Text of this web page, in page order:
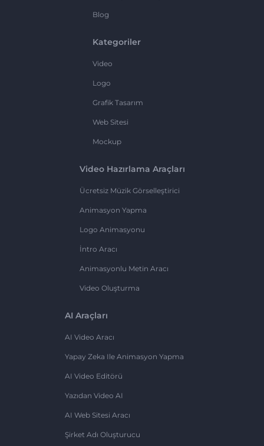
Blog
Kategoriler
Video
Logo
Grafik Tasarım
Web Sitesi
Mockup
Video Hazırlama Araçları
Ücretsiz Müzik Görselleştirici
Animasyon Yapma
Logo Animasyonu
İntro Aracı
Animasyonlu Metin Aracı
Video Oluşturma
AI Araçları
AI Video Aracı
Yapay Zeka Ile Animasyon Yapma
AI Video Editörü
Yazıdan Video AI
AI Web Sitesi Aracı
Şirket Adı Oluşturucu